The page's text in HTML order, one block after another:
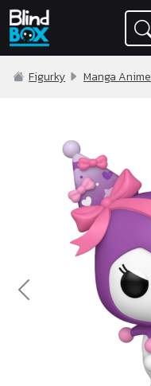
Figurky Manga Anime
Previous